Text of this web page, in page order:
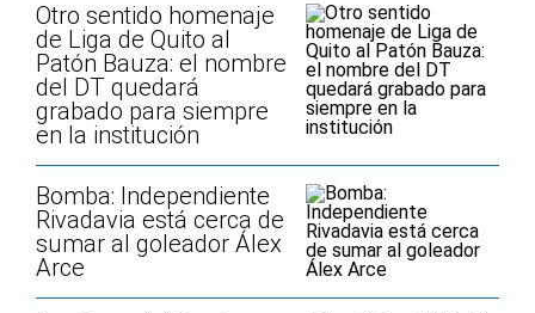
Otro sentido homenaje
de Liga de Quito al
Patón Bauza: el nombre
del DT quedará
grabado para siempre
en la institución
Bomba: Independiente
Rivadavia está cerca de
sumar al goleador Álex
Arce